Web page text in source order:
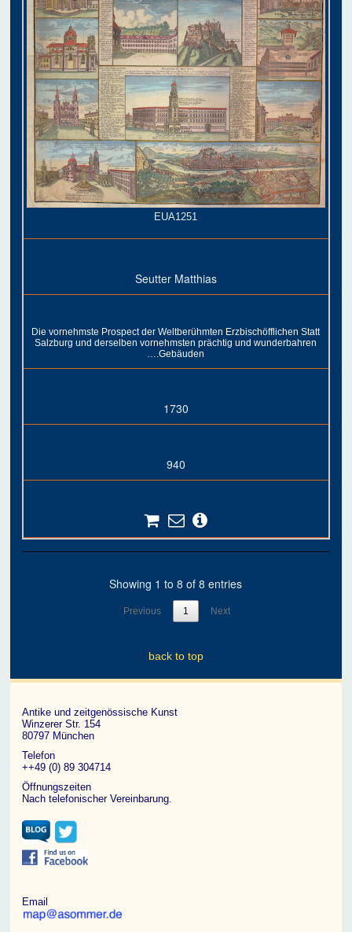
EUA1251
Seutter Matthias
Die vornehmste Prospect der Weltberühmten Erzbischöfflichen Statt
Salzburg und derselben vornehmsten prächtig und wunderbahren
….Gebäuden
1730
940
Showing 1 to 8 of 8 entries
Previous 1 Next
back to top
Antike und zeitgenössische Kunst
Winzerer Str. 154
80797 München
Telefon
++49 (0) 89 304714
Öffnungszeiten
Nach telefonischer Vereinbarung.
Email